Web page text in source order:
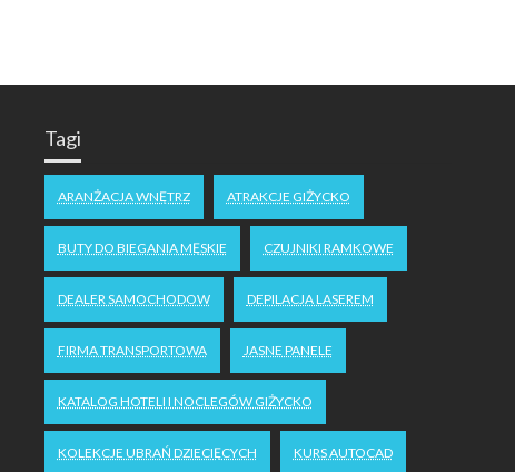
Tagi
ARANŻACJA WNĘTRZ ATRAKCJE GIŻYCKO
BUTY DO BIEGANIA MĘSKIE CZUJNIKI RAMKOWE
DEALER SAMOCHODOW DEPILACJA LASEREM
FIRMA TRANSPORTOWA JASNE PANELE
KATALOG HOTELI I NOCLEGÓW GIŻYCKO
KOLEKCJE UBRAŃ DZIECIĘCYCH KURS AUTOCAD